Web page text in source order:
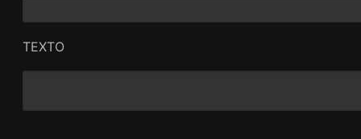
TEXTO